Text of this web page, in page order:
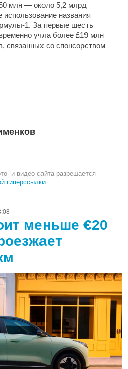
млн — около 5,2 млрд
названия
1. За первые шесть
учла более £19 млн
связанных со спонсорством
и видео сайта разрешается
гиперссылки.
меньше €20